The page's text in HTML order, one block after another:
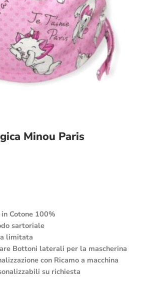
Minou Paris
Cotone 100%
sartoriale
limitata
Bottoni laterali per la mascherina
con Ricamo a macchina
su richiesta